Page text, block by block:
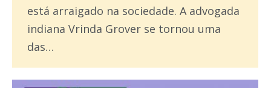
está arraigado na sociedade. A advogada
indiana Vrinda Grover se tornou uma
das…